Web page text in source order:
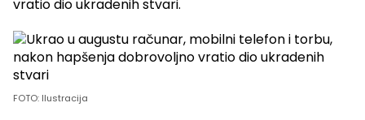
vratio dio ukradenih stvari.
FOTO: Ilustracija